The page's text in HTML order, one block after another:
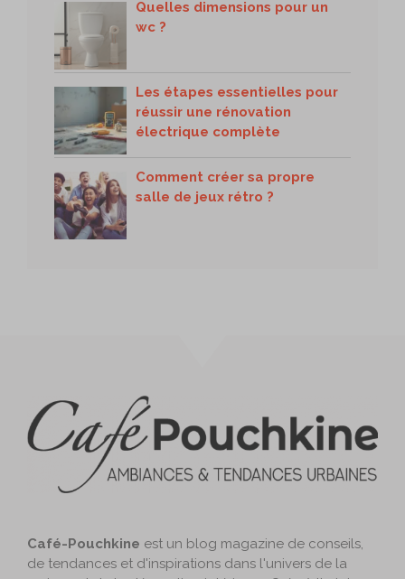
Quelles dimensions pour un
wc ?
Les étapes essentielles pour
réussir une rénovation
électrique complète
Comment créer sa propre
salle de jeux rétro ?
Café-Pouchkine est un blog magazine de conseils,
de tendances et d'inspirations dans l'univers de la